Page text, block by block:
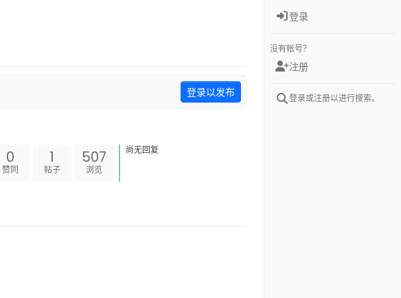
登录以发布
0
赞同
1
帖子
507
浏览
尚无回复
登录
没有帐号？
注册
登录或注册以进行搜索。